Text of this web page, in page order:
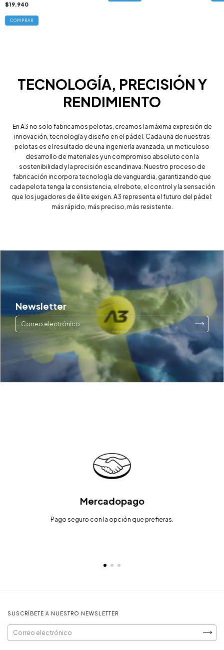
$19.940
COMPRAR
TECNOLOGÍA, PRECISIÓN Y
RENDIMIENTO
En A3 no solo fabricamos pelotas, creamos la máxima expresión de
innovación, tecnología y diseño en el pádel. Cada una de nuestras
pelotas es el resultado de una ingeniería avanzada, un meticuloso
desarrollo de materiales y un compromiso absoluto con la
sostenibilidad y la precisión escandinava. Nuestro proceso de
fabricación incorpora tecnología de vanguardia, garantizando que
cada pelota tenga la consistencia, el rebote, el control y la sensación
que los jugadores de élite exigen. A3 representa el futuro del pádel:
más rápido, más preciso, más resistente.
Newsletter
Mercadopago
Pago seguro con la opción que prefieras.
SUSCRÍBETE A NUESTRO NEWSLETTER